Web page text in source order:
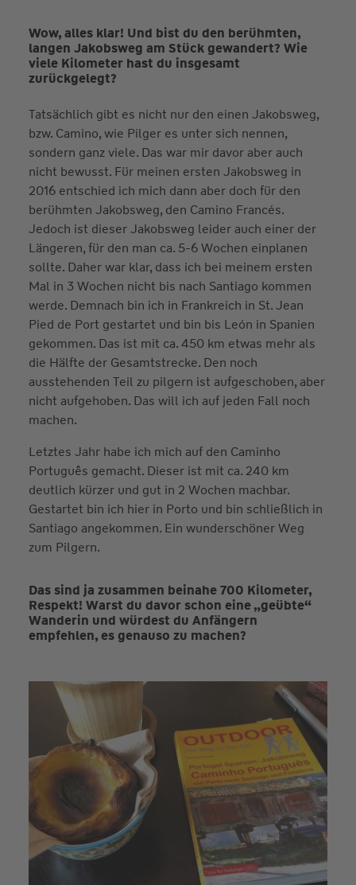
Wow, alles klar! Und bist du den berühmten,
langen Jakobsweg am Stück gewandert? Wie
viele Kilometer hast du insgesamt
zurückgelegt?
Tatsächlich gibt es nicht nur den einen Jakobsweg,
bzw. Camino, wie Pilger es unter sich nennen,
sondern ganz viele. Das war mir davor aber auch
nicht bewusst. Für meinen ersten Jakobsweg in
2016 entschied ich mich dann aber doch für den
berühmten Jakobsweg, den Camino Francés.
Jedoch ist dieser Jakobsweg leider auch einer der
Längeren, für den man ca. 5-6 Wochen einplanen
sollte. Daher war klar, dass ich bei meinem ersten
Mal in 3 Wochen nicht bis nach Santiago kommen
werde. Demnach bin ich in Frankreich in St. Jean
Pied de Port gestartet und bin bis León in Spanien
gekommen. Das ist mit ca. 450 km etwas mehr als
die Hälfte der Gesamtstrecke. Den noch
ausstehenden Teil zu pilgern ist aufgeschoben, aber
nicht aufgehoben. Das will ich auf jeden Fall noch
machen.
Letztes Jahr habe ich mich auf den Caminho
Português gemacht. Dieser ist mit ca. 240 km
deutlich kürzer und gut in 2 Wochen machbar.
Gestartet bin ich hier in Porto und bin schließlich in
Santiago angekommen. Ein wunderschöner Weg
zum Pilgern.
Das sind ja zusammen beinahe 700 Kilometer,
Respekt! Warst du davor schon eine „geübte“
Wanderin und würdest du Anfängern
empfehlen, es genauso zu machen?